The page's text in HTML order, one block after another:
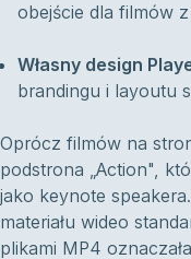
obejście dla filmów
Własny design
brandingu i layoutu
Oprócz filmów na
podstrona „Action",
jako keynote
materiału wideo
plikami MP4